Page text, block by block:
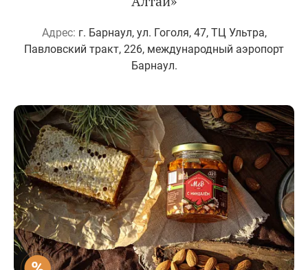
Адрес: г. Барнаул, ул. Гоголя, 47, ТЦ Ультра,
Павловский тракт, 226, международный аэропорт
Барнаул.